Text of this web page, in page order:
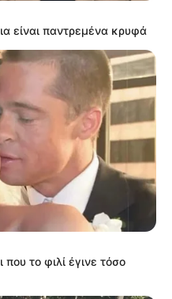
είναι παντρεμένα κρυφά
το φιλί έγινε τόσο